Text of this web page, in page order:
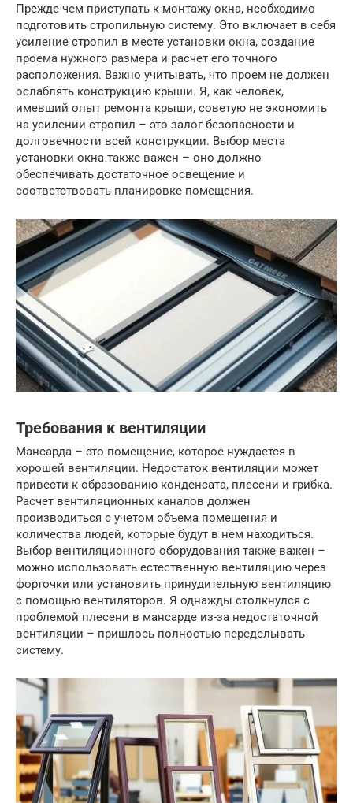
Прежде чем приступать к монтажу окна, необходимо
подготовить стропильную систему. Это включает в себя
усиление стропил в месте установки окна, создание
проема нужного размера и расчет его точного
расположения. Важно учитывать, что проем не должен
ослаблять конструкцию крыши. Я, как человек,
имевший опыт ремонта крыши, советую не экономить
на усилении стропил – это залог безопасности и
долговечности всей конструкции. Выбор места
установки окна также важен – оно должно
обеспечивать достаточное освещение и
соответствовать планировке помещения.
Требования к вентиляции
Мансарда – это помещение, которое нуждается в
хорошей вентиляции. Недостаток вентиляции может
привести к образованию конденсата, плесени и грибка.
Расчет вентиляционных каналов должен
производиться с учетом объема помещения и
количества людей, которые будут в нем находиться.
Выбор вентиляционного оборудования также важен –
можно использовать естественную вентиляцию через
форточки или установить принудительную вентиляцию
с помощью вентиляторов. Я однажды столкнулся с
проблемой плесени в мансарде из-за недостаточной
вентиляции – пришлось полностью переделывать
систему.